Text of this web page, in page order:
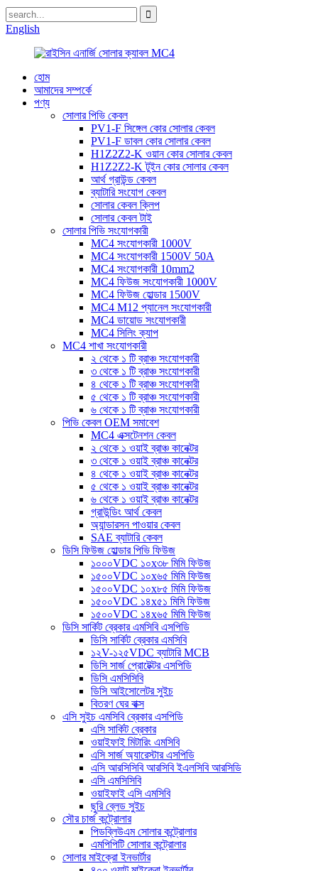
English
হোম
আমাদের সম্পর্কে
পণ্য
সোলার পিভি কেবল
PV1-F সিঙ্গেল কোর সোলার কেবল
PV1-F ডাবল কোর সোলার কেবল
H1Z2Z2-K ওয়ান কোর সোলার কেবল
H1Z2Z2-K টুইন কোর সোলার কেবল
আর্থ গ্রাউন্ড কেবল
ব্যাটারি সংযোগ কেবল
সোলার কেবল ক্লিপ
সোলার কেবল টাই
সোলার পিভি সংযোগকারী
MC4 সংযোগকারী 1000V
MC4 সংযোগকারী 1500V 50A
MC4 সংযোগকারী 10mm2
MC4 ফিউজ সংযোগকারী 1000V
MC4 ফিউজ হোল্ডার 1500V
MC4 M12 প্যানেল সংযোগকারী
MC4 ডায়োড সংযোগকারী
MC4 সিলিং ক্যাপ
MC4 শাখা সংযোগকারী
২ থেকে ১ টি ব্রাঞ্চ সংযোগকারী
৩ থেকে ১ টি ব্রাঞ্চ সংযোগকারী
৪ থেকে ১ টি ব্রাঞ্চ সংযোগকারী
৫ থেকে ১ টি ব্রাঞ্চ সংযোগকারী
৬ থেকে ১ টি ব্রাঞ্চ সংযোগকারী
পিভি কেবল OEM সমাবেশ
MC4 এক্সটেনশন কেবল
২ থেকে ১ ওয়াই ব্রাঞ্চ কানেক্টর
৩ থেকে ১ ওয়াই ব্রাঞ্চ কানেক্টর
৪ থেকে ১ ওয়াই ব্রাঞ্চ কানেক্টর
৫ থেকে ১ ওয়াই ব্রাঞ্চ কানেক্টর
৬ থেকে ১ ওয়াই ব্রাঞ্চ কানেক্টর
গ্রাউন্ডিং আর্থ কেবল
অ্যান্ডারসন পাওয়ার কেবল
SAE ব্যাটারি কেবল
ডিসি ফিউজ হোল্ডার পিভি ফিউজ
১০০০VDC ১০x৩৮ মিমি ফিউজ
১৫০০VDC ১০x৬৫ মিমি ফিউজ
১৫০০VDC ১০x৮৫ মিমি ফিউজ
১৫০০VDC ১৪x৫১ মিমি ফিউজ
১৫০০VDC ১৪x৬৫ মিমি ফিউজ
ডিসি সার্কিট ব্রেকার এমসিবি এসপিডি
ডিসি সার্কিট ব্রেকার এমসিবি
১২V-১২৫VDC ব্যাটারি MCB
ডিসি সার্জ প্রোটেক্টর এসপিডি
ডিসি এমসিসিবি
ডিসি আইসোলেটর সুইচ
বিতরণ ঘের বাক্স
এসি সুইচ এমসিবি ব্রেকার এসপিডি
এসি সার্কিট ব্রেকার
ওয়াইফাই মিটারিং এমসিবি
এসি সার্জ অ্যারেস্টার এসপিডি
এসি আরসিসিবি আরসিবি ইএলসিবি আরসিডি
এসি এমসিসিবি
ওয়াইফাই এসি এমসিবি
ছুরি ব্লেড সুইচ
সৌর চার্জ কন্ট্রোলার
পিডব্লিউএম সোলার কন্ট্রোলার
এমপিপিটি সোলার কন্ট্রোলার
সোলার মাইক্রো ইনভার্টার